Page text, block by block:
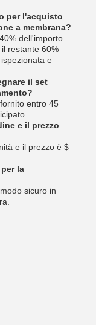
per l'acquisto
a membrana?
dell'importo
restante 60%
e
il set
entro 45
e il prezzo
e il prezzo è $
la
sicuro in